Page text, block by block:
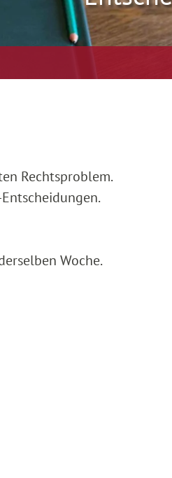
Rechtsproblem.
Woche.